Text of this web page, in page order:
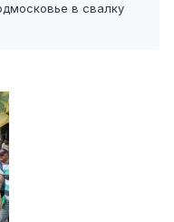
в свалку